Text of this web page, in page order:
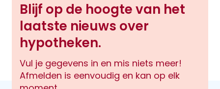
gevraagd bij het versturen van de
gegevens. Je hebt altijd de mogelijkheid
om jouw toestemming voor het bewaren
in te trekken. Je gegevens worden dan
Blijf op de hoogte van het
laatste nieuws over
hypotheken.
Vul je gegevens in en mis niets meer!
Afmelden is eenvoudig en kan op elk